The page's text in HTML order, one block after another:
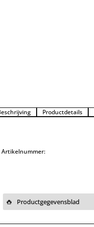
Productdetails
Artikelnummer:
Productgegevensblad